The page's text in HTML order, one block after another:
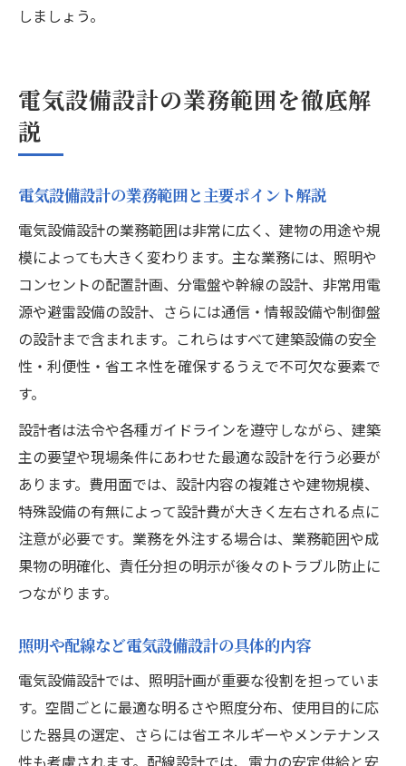
しましょう。
電気設備設計の業務範囲を徹底解
説
電気設備設計の業務範囲と主要ポイント解説
電気設備設計の業務範囲は非常に広く、建物の用途や規
模によっても大きく変わります。主な業務には、照明や
コンセントの配置計画、分電盤や幹線の設計、非常用電
源や避雷設備の設計、さらには通信・情報設備や制御盤
の設計まで含まれます。これらはすべて建築設備の安全
性・利便性・省エネ性を確保するうえで不可欠な要素で
す。
設計者は法令や各種ガイドラインを遵守しながら、建築
主の要望や現場条件にあわせた最適な設計を行う必要が
あります。費用面では、設計内容の複雑さや建物規模、
特殊設備の有無によって設計費が大きく左右される点に
注意が必要です。業務を外注する場合は、業務範囲や成
果物の明確化、責任分担の明示が後々のトラブル防止に
つながります。
照明や配線など電気設備設計の具体的内容
電気設備設計では、照明計画が重要な役割を担っていま
す。空間ごとに最適な明るさや照度分布、使用目的に応
じた器具の選定、さらには省エネルギーやメンテナンス
性も考慮されます。配線設計では、電力の安定供給と安